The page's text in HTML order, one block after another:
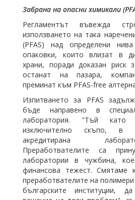
Забрана на опасни химикали
Регламентът въвежда
използването на така
(PFAS) над определени
опаковки, които влизат в
храни, поради доказан риск
останат на пазара,
преминат към PFAS-free
Изпитването за PFAS
бъде направено в
лаборатория. "Тъй като
изключително скъпо, в
акредитирана
Преработвателите са
лаборатории в чужбина,
финансова тежест. Смятаме
преработвателите наполимер
българските институции,